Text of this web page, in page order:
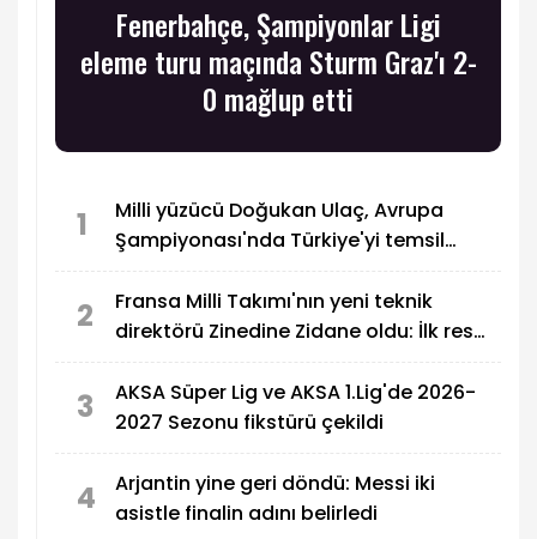
Fenerbahçe, Şampiyonlar Ligi
eleme turu maçında Sturm Graz'ı 2-
0 mağlup etti
1
Milli yüzücü Doğukan Ulaç, Avrupa
Şampiyonası'nda Türkiye'yi temsil
2
Fransa Milli Takımı'nın yeni teknik
direktörü Zinedine Zidane oldu: İlk resmi
3
AKSA Süper Lig ve AKSA 1.Lig'de 2026-
2027 Sezonu fikstürü çekildi
4
Arjantin yine geri döndü: Messi iki
asistle finalin adını belirledi